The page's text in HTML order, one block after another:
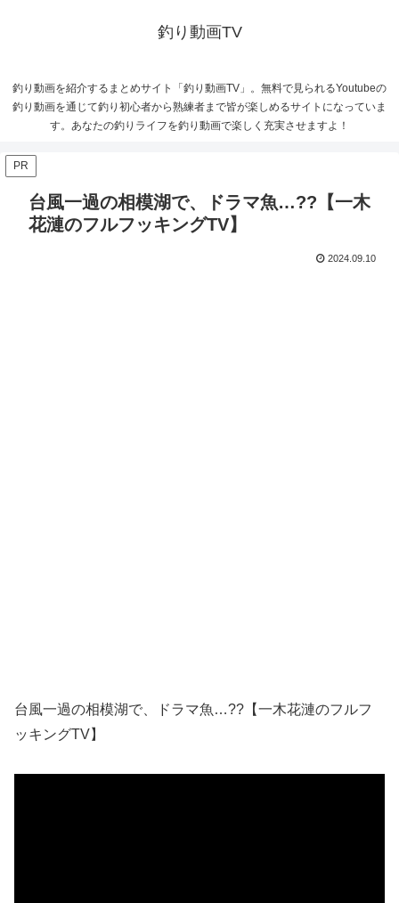
釣り動画TV
釣り動画を紹介するまとめサイト「釣り動画TV」。無料で見られるYoutubeの
釣り動画を通じて釣り初心者から熟練者まで皆が楽しめるサイトになっていま
す。あなたの釣りライフを釣り動画で楽しく充実させますよ！
PR
台風一過の相模湖で、ドラマ魚…??【一木
花漣のフルフッキングTV】
2024.09.10
台風一過の相模湖で、ドラマ魚…??【一木花漣のフルフ
ッキングTV】